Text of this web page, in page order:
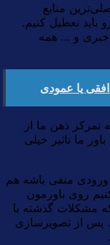
منابع
باید تعطیل کنیم.
خبری و … همه
یا عمودی
ذهن ما از
ما تاثیر خیلی
منفی باشه هم
روی باورمون
مشکلات گذشته یا
پس از تصویرسازی